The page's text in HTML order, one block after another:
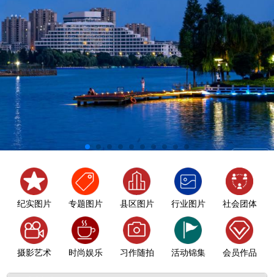
纪实图片 专题图片 县区图片 行业图片 社会团体
摄影艺术 时尚娱乐 习作随拍 活动锦集 会员作品